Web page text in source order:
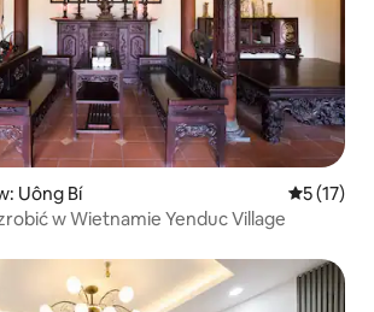
Uông Bí Średnia
5 (17)
w Wietnamie Yenduc Village